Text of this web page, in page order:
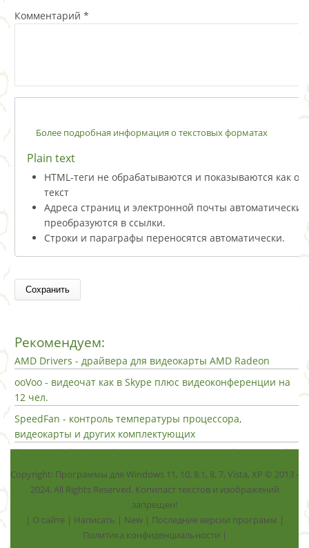
Комментарий *
Более подробная информация о текстовых форматах
Plain text
HTML-теги не обрабатываются и показываются как
текст
Адреса страниц и электронной почты автоматически
преобразуются в ссылки.
Строки и параграфы переносятся автоматически.
Рекомендуем:
AMD Drivers - драйвера для видеокарты AMD Radeon
ooVoo - видеочат как в Skype плюс видеоконференции на
12 чел.
SpeedFan - контроль температуры процессора,
видеокарты и других комплектующих
Copyright: Программы для Windows 11, 10, 8.1, 8, 7, Vista, ХР © 2013 -
2024. All Rights Reserved. Копипаст текстов и изображений
запрещен!
| О сайте| Написать | New| Последние версии программ |
Политика конфиденциальности |